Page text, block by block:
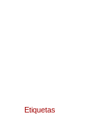
Etiquetas